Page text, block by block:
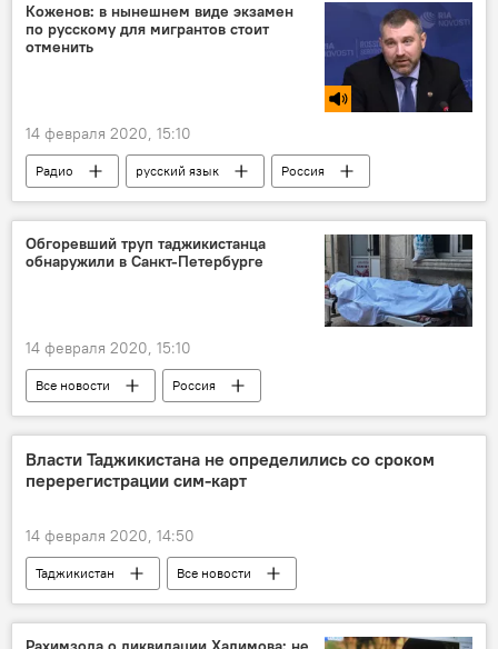
Коженов: в нынешнем виде экзамен
по русскому для мигрантов стоит
отменить
14 февраля 2020, 15:10
Радио русский язык
Россия
экзамены
Обгоревший труп таджикистанца
обнаружили в Санкт-Петербурге
14 февраля 2020, 15:10
Все новости
Россия
Происшествия, ЧП, криминал
Санкт-Петербург
Таджикистан
Власти Таджикистана не определились со сроком
перерегистрации сим-карт
14 февраля 2020, 14:50
Таджикистан
Все новости
сим-карты